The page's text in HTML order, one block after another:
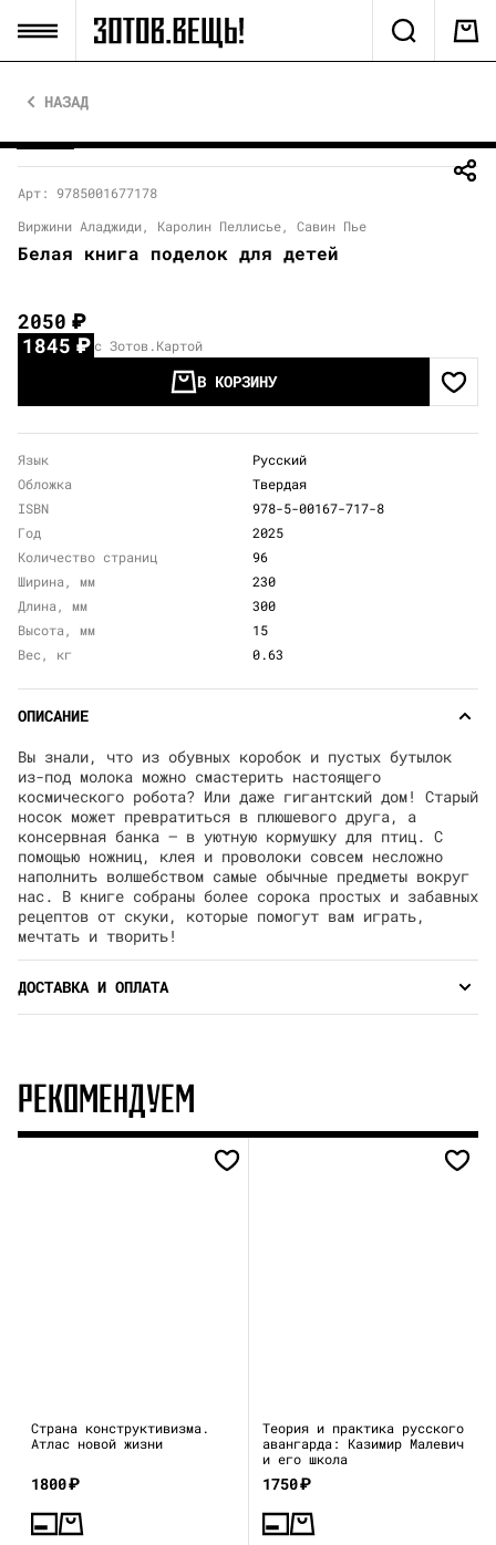
НАЗАД
Арт: 9785001677178
Виржини Аладжиди, Каролин Пеллисье, Савин Пье
Белая книга поделок для детей
2050₽
1845₽ с Зотов.Картой
В КОРЗИНУ
Язык
Русский
Обложка
Твердая
ISBN
978-5-00167-717-8
Год
2025
Количество страниц
96
Ширина, мм
230
Длина, мм
300
Высота, мм
15
Вес, кг
0.63
ОПИСАНИЕ
Вы знали, что из обувных коробок и пустых бутылок
из-под молока можно смастерить настоящего
космического робота? Или даже гигантский дом! Старый
носок может превратиться в плюшевого друга, а
консервная банка — в уютную кормушку для птиц. С
помощью ножниц, клея и проволоки совсем несложно
наполнить волшебством самые обычные предметы вокруг
нас. В книге собраны более сорока простых и забавных
рецептов от скуки, которые помогут вам играть,
мечтать и творить!
ДОСТАВКА И ОПЛАТА
РЕКОМЕНДУЕМ
Страна конструктивизма.
Атлас новой жизни
1800₽
Теория и практика русского
авангарда: Казимир Малевич
и его школа
1750₽